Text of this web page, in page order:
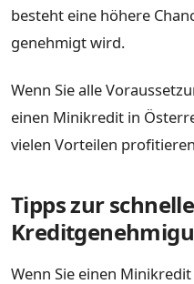
besteht eine höhere
genehmigt wird.
Wenn Sie alle
einen Minikredit in
vielen Vorteilen
Tipps zur
Wenn Sie einen